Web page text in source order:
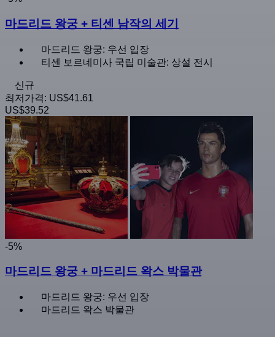
마드리드 왕궁 + 티센 남작의 세기
마드리드 왕궁: 우선 입장
티센 보르네미사 국립 미술관: 상설 전시
신규
최저가격: US$41.61
US$39.52
-5%
마드리드 왕궁 + 마드리드 왁스 박물관
마드리드 왕궁: 우선 입장
마드리드 왁스 박물관